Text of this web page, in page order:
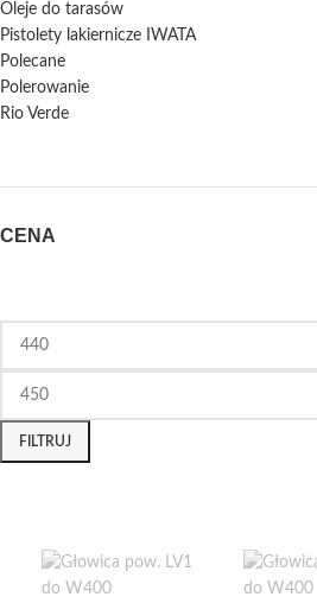
Oleje do tarasów
Pistolety lakiernicze IWATA
Polecane
Polerowanie
Rio Verde
CENA
FILTRUJ